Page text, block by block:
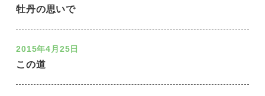
牡丹の思いで
この道
2015年4月25日